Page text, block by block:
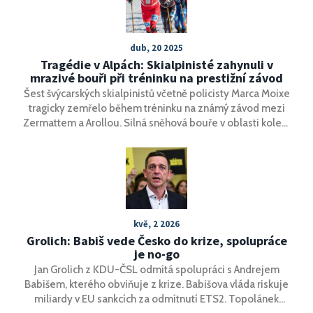
dub, 20 2025
Tragédie v Alpách: Skialpinisté zahynuli v
mrazivé bouři při tréninku na prestižní závod
Šest švýcarských skialpinistů včetně policisty Marca Moixe
tragicky zemřelo během tréninku na známý závod mezi
Zermattem a Arollou. Silná sněhová bouře v oblasti kolem
hypotermii. Pátý člen zůstal pohřešován.
kvě, 2 2026
Grolich: Babiš vede Česko do krize, spolupráce
je no-go
Jan Grolich z KDU-ČSL odmítá spolupráci s Andrejem
Babišem, kterého obviňuje z krize. Babišova vláda riskuje
miliardy v EU sankcích za odmítnutí ETS2. Topolánek